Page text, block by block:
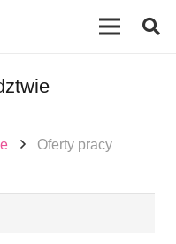
Oferty pracy